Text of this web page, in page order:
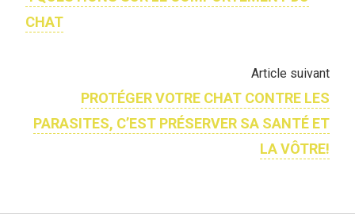
CHAT
Article suivant
PROTÉGER VOTRE CHAT CONTRE LES
PARASITES, C’EST PRÉSERVER SA SANTÉ ET
LA VÔTRE!